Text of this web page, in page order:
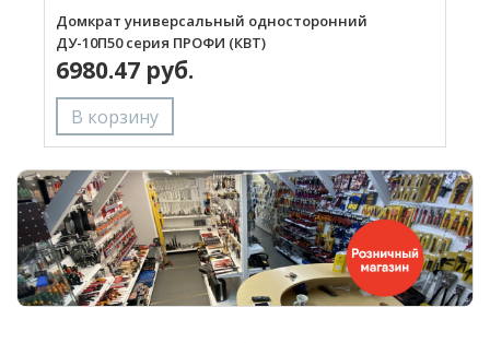
Домкрат универсальный односторонний
ДУ-10П50 серия ПРОФИ (КВТ)
6980.47 руб.